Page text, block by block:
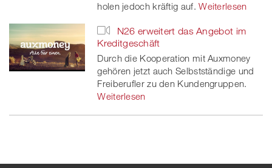
holen jedoch kräftig auf. Weiterlesen
N26 erweitert das Angebot im
Kreditgeschäft
Durch die Kooperation mit Auxmoney
gehören jetzt auch Selbstständige und
Freiberufler zu den Kundengruppen.
Weiterlesen